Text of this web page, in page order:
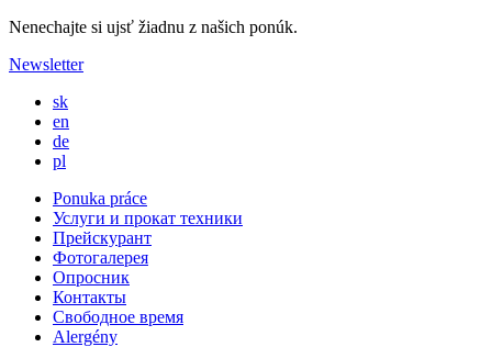
Nenechajte si ujsť žiadnu z našich ponúk.
Newsletter
sk
en
de
pl
Ponuka práce
Услуги и прокат техники
Прейскурант
Фотогалерея
Опросник
Контакты
Свободное время
Alergény